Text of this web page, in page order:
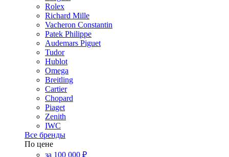
Rolex
Richard Mille
Vacheron Constantin
Patek Philippe
Audemars Piguet
Tudor
Hublot
Omega
Breitling
Cartier
Chopard
Piaget
Zenith
IWC
Все бренды
По цене
за 100 000 ₽